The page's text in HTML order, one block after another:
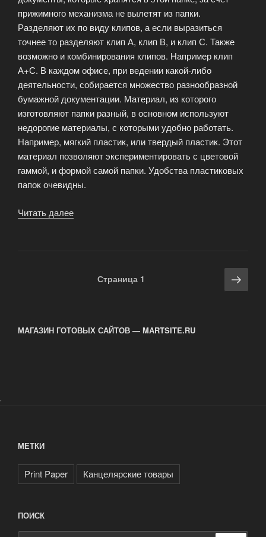
прижимного механизма не вылетят из папки.
Разделяют их по виду клипов, а если выразиться
точнее то разделяют клип А, клип В, и клип С. Также
возможно и комбинирования клипов. Например клип
А+С. В каждом офисе, при ведении какой-либо
деятельности, собирается множество разнообразной
бумажной документации. Материал, из которого
изготовляют папки разный, в основном используют
недорогие материалы, с которыми удобно работать.
Например, мягкий пластик, или твердый пластик. Этот
материал позволяют экспериментировать с цветовой
гаммой, и формой самой папки. Удобства пластиковых
папок очевидны.
Читать далее
Страница 1
МАГАЗИН ГОТОВЫХ САЙТОВ — MARTSITE.RU
.
МЕТКИ
Print Paper Канцелярские товары
ПОИСК